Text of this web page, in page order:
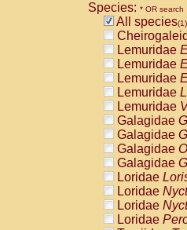
Cebidae
Cebidae
Cebidae
Cebidae
Cebidae
Atelidae
Atelidae
Atelidae
Atelidae
Atelidae
Atelidae
Atelidae
Atelidae
Atelidae
Atelidae
Pitheciidae
Species: * OR search
All species(1)
Lemuridae
Lemuridae
Lemuridae
Lemuridae
Lemuridae
Galagidae
Galagidae
Galagidae
Galagidae
Loridae
Loridae
Loridae
Loridae